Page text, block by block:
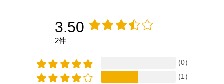
3.50
2件
(0)
(1)